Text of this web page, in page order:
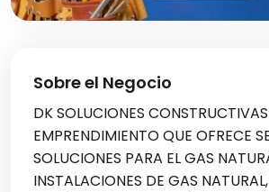
Sobre el Negocio
DK SOLUCIONES
EMPRENDIMIENTO QUE OFRECE
SOLUCIONES PARA EL GAS
INSTALACIONES DE GAS